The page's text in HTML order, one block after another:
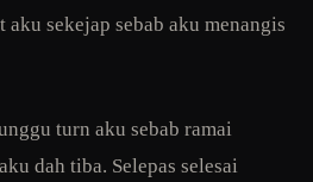
aku sekejap sebab aku menangis
turn aku sebab ramai
dah tiba. Selepas selesai